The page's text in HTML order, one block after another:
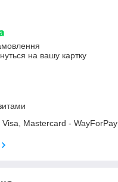
на вашу картку
Mastercard - WayForPay